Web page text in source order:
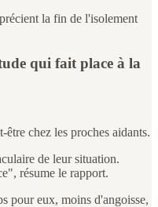
la fin de l'isolement
qui fait place à la
chez les proches aidants.
de leur situation.
résume le rapport.
pour eux, moins d'angoisse,